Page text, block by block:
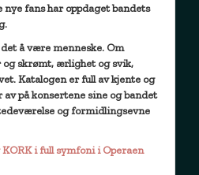
fans har oppdaget bandets
å være menneske. Om
skrømt, ærlighet og svik,
Katalogen er full av kjente og
på konsertene sine og bandet
og formidlingsevne
i full symfoni i Operaen